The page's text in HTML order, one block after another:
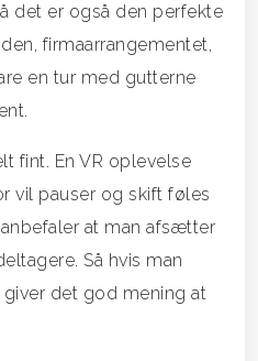
det er også den perfekte
firmaarrangementet,
en tur med gutterne
fint. En VR oplevelse
vil pauser og skift føles
at man afsætter
Så hvis man
giver det god mening at